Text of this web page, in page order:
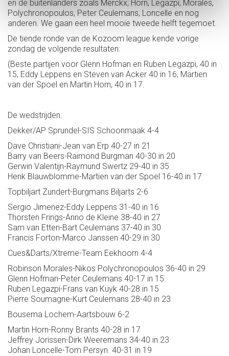
en de buitenlanders zoals Merckx, Horn, Legazpi, Morales,
Polychronopoulos, Peter Ceulemans, Loncelle en nog
anderen. We gaan een heel mooie tweede helft tegemoet.
De tiende ronde van de Kozoom league kende vorige
zondag de volgende resultaten:
(Beste partijen voor Glenn Hofman en Ruben Legazpi, 40 in
15, Eddy Leppens en Steven van Acker 40 in 16, Martien
van der Spoel en Martin Horn, 40 in 17.
De wedstrijden:
Dekker/AP Sprundel-SIS Schoonmaak 4-4
Dave Christiani-Jean van Erp 40-27 in 21
Barry van Beers-Raimond Burgman 40-30 in 20
Gerwin Valentijn-Raymund Swertz 29-40 in 35
Henk Blauwblomme-Martien van der Spoel 16-40 in 17
Topbiljart Zundert-Burgmans Biljarts 2-6
Sergio Jimenez-Eddy Leppens 31-40 in 16
Thorsten Frings-Anno de Kleine 38-40 in 27
Sam van Etten-Bart Ceulemans 37-40 in 30
Francis Forton-Marco Janssen 40-29 in 30
Cues&Darts/Xtreme-Team Eekhoorn 4-4
Robinson Morales-Nikos Polychronopoulos 36-40 in 29
Glenn Hofman-Peter Ceulemans 40-17 in 15
Ruben Legazpi-Frans van Kuyk 40-28 in 15
Pierre Soumagne-Kurt Ceulemans 28-40 in 23
Bousema Lochem-Aartsbouw 6-2
Martin Horn-Ronny Brants 40-28 in 17
Jeffrey Jorissen-Dirk Weeremans 34-40 in 23
Johan Loncelle-Tom Persyn. 40-31 in 19